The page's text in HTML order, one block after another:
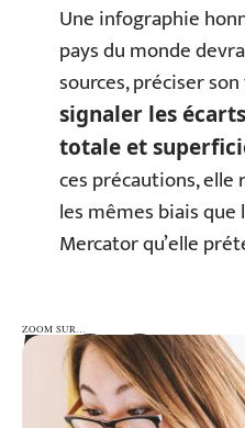
Une infographie
pays du monde
sources, préciser
signaler les
totale et
ces précautions,
les mêmes biais
Mercator qu’elle
ZOOM
ZOOM SUR…